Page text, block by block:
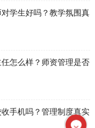
学生好吗？教学氛围真
怎么样？师资管理是否
手机吗？管理制度真实